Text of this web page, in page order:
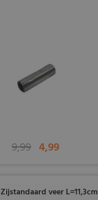
9,99 4,99
veer L=11,3cm